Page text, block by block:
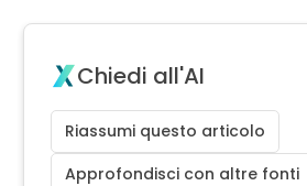
Chiedi all'AI
Riassumi questo articolo
Approfondisci con altre fonti